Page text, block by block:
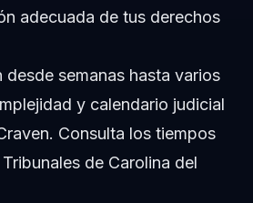
adecuada de tus derechos
desde semanas hasta varios
y calendario judicial
Consulta los tiempos
Tribunales de Carolina del